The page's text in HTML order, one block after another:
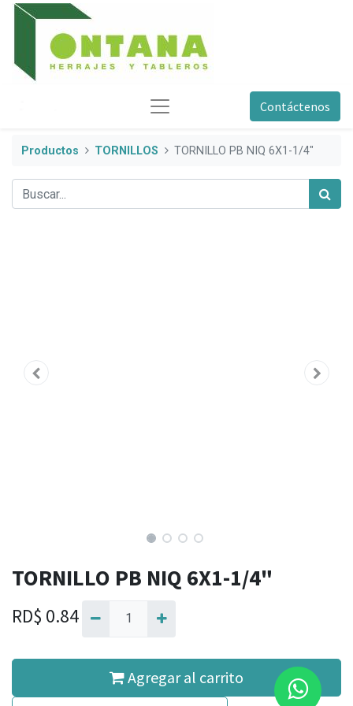
Contáctenos
Productos TORNILLOS TORNILLO PB NIQ 6X1-1/4"
TORNILLO PB NIQ 6X1-1/4"
RD$ 0.84
Agregar al carrito